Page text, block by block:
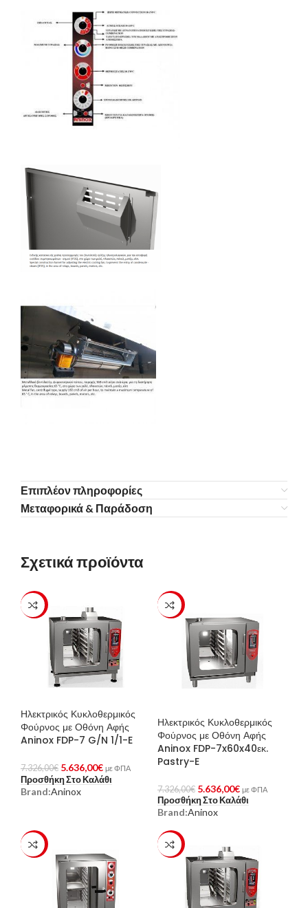
Επιπλέον πληροφορίες
Μεταφορικά & Παράδοση
Σχετικά προϊόντα
-23%
Ηλεκτρικός Κυκλοθερμικός
Φούρνος με Οθόνη Αφής
Aninox FDP-7 G/N 1/1-E
7.326,00€ 5.636,00€ με ΦΠΑ
Προσθήκη Στο Καλάθι
Brand:Aninox
-23%
Ηλεκτρικός Κυκλοθερμικός
Φούρνος με Οθόνη Αφής
Aninox FDP-7x60x40εκ.
Pastry-E
7.326,00€ 5.636,00€ με ΦΠΑ
Προσθήκη Στο Καλάθι
Brand:Aninox
-23% -23%